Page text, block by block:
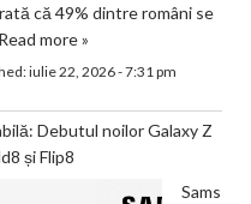
că 49% dintre români se
Read more »
iulie 22, 2026 - 7:31 pm
Debutul noilor Galaxy Z
și Flip8
Sams